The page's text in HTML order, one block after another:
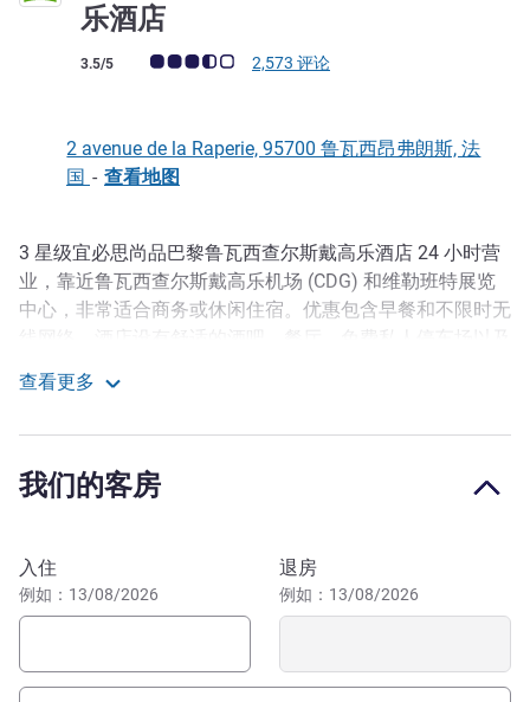
乐酒店
客户意见评级 (ALL 评级)
3.5/5 2,573 评论
2 avenue de la Raperie, 95700 鲁瓦西昂弗朗斯, 法
国 - 查看地图
描述
3 星级宜必思尚品巴黎鲁瓦西查尔斯戴高乐酒店 24 小时营
业，靠近鲁瓦西查尔斯戴高乐机场 (CDG) 和维勒班特展览
中心，非常适合商务或休闲住宿。优惠包含早餐和不限时无
巴黎戴高乐机场 3 公里路程。从巴黎市中心通过班车或搭
乘 RER B 即可轻松到达酒店。 酒店是前往热门旅游景点
（巴黎、埃菲尔铁塔、蒙马特、阿斯特克主题公园、迪士尼
Aeroville 大型购物中心，除了购物，那里还有电影院和餐
厅。
兰西体育场 15 分钟路程，距离巴黎迪斯尼乐园 40 分钟路
查看更多
我们的客房
预订此酒店
入住
例如：13/08/2026
退房
例如：13/08/2026